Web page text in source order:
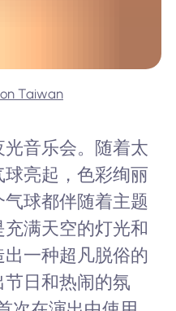
Taiwan
音乐会。随着太
亮起，色彩绚丽
球都伴随着主题
满天空的灯光和
一种超凡脱俗的
日和热闹的氛